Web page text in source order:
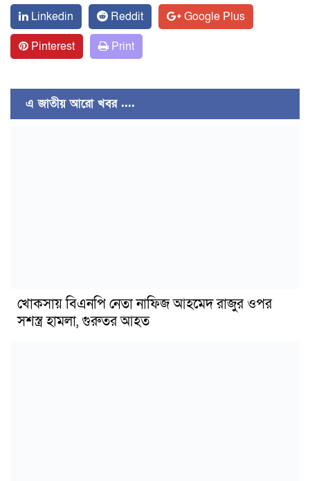
Linkedin
Reddit
Google Plus
Pinterest
Print
এ জাতীয় আরো খবর ....
খোকসায় বিএনপি নেতা নাফিজ আহমেদ রাজুর ওপর
সশস্ত্র হামলা, গুরুতর আহত